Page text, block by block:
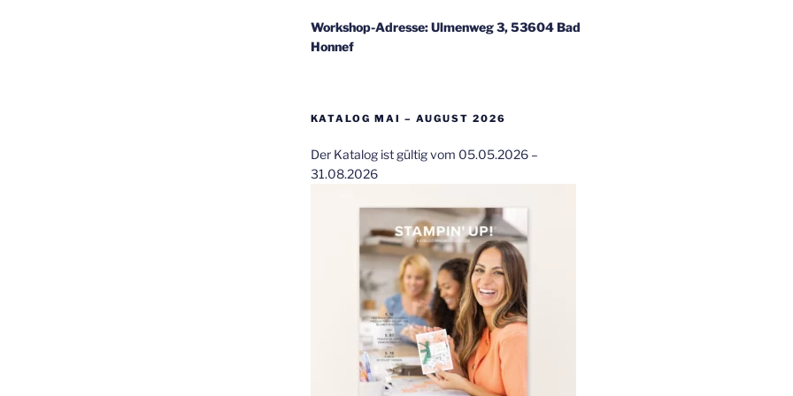
Workshop-Adresse: Ulmenweg 3, 53604 Bad
Honnef
KATALOG MAI – AUGUST 2026
Der Katalog ist gültig vom 05.05.2026 –
31.08.2026